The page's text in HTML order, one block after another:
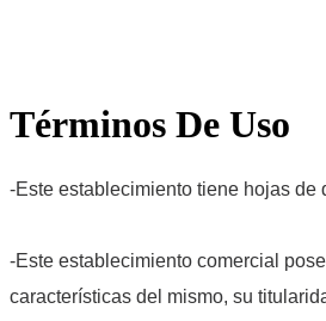
Términos De Uso
-Este establecimiento tiene hojas
-Este establecimiento comercial
características del mismo, su